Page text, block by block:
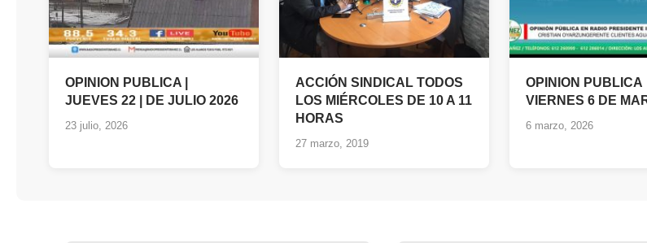
OPINION PUBLICA |
JUEVES 22 | DE JULIO 2026
23 julio, 2026
ACCIÓN SINDICAL TODOS
LOS MIÉRCOLES DE 10 A 11
HORAS
27 marzo, 2019
OPINION PUBLICA
VIERNES 6 DE
6 marzo, 2026